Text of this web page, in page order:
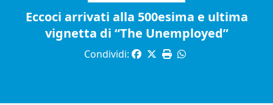
Eccoci arrivati alla 500esima e ultima
vignetta di “The Unemployed”
Condividi: